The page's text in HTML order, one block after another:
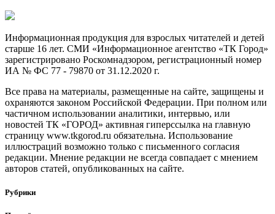
Информационная продукция для взрослых читателей и детей
старше 16 лет. СМИ «Информационное агентство «ТК Город»
зарегистрировано Роскомнадзором, регистрационный номер
ИА № ФС 77 - 79870 от 31.12.2020 г.
Все права на материалы, размещенные на сайте, защищены и
охраняются законом Российской Федерации. При полном или
частичном использовании аналитики, интервью, или
новостей ТК «ГОРОД» активная гиперссылка на главную
страницу www.tkgorod.ru обязательна. Использование
иллюстраций возможно только с письменного согласия
редакции. Мнение редакции не всегда совпадает с мнением
авторов статей, опубликованных на сайте.
Рубрики